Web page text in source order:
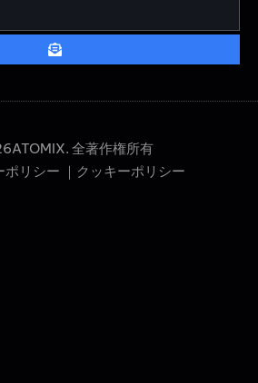
ATOMIX. 全著作権所有
リシー ｜ クッキーポリシー